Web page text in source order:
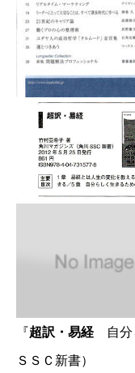
『超訳・易経 自
ＳＳＣ新書）